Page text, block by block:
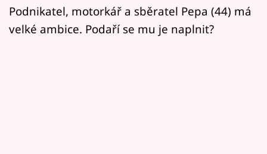
Mámy sobě
Podnikatel, motorkář a sběratel Pepa (44) má
velké ambice. Podaří se mu je naplnit?